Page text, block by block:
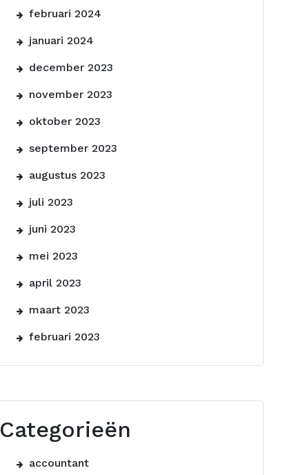
februari 2024
januari 2024
december 2023
november 2023
oktober 2023
september 2023
augustus 2023
juli 2023
juni 2023
mei 2023
april 2023
maart 2023
februari 2023
Categorieën
accountant